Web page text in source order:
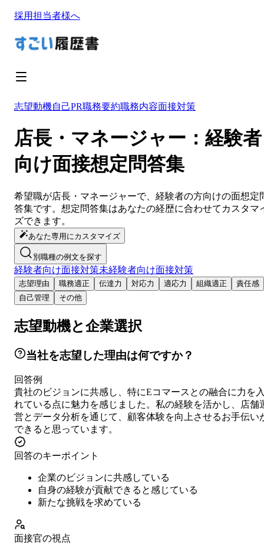
採用担当者様へ
志望動機自己PR職務要約職務内容面接対策
店長・マネージャー：経験者
向け面接想定問答集
希望職が店長・マネージャーで、経験者の方向けの面想定
答集です。想定問答集はあなたの経歴に合わせてカスタマ
ズできます。
あなた専用にカスタマイズ
別職種の例文を探す
経験者向け面接対策未経験者向け面接対策
志望理由 職務適正 伝達力 対応力 適応力 組織適正
責任感
自己管理
その他
志望動機と企業選択
当社を志望した理由は何ですか？
回答例
貴社のビジョンに共感し、特にEコマースとの融合に力を
れている点に魅力を感じました。私の経験を活かし、店舗
営とデータ分析を通じて、顧客体験を向上させるお手伝い
できると思っています。
回答のキーポイント
企業のビジョンに共感している
自身の経験が貢献できると感じている
新たな挑戦を求めている
面接官の視点